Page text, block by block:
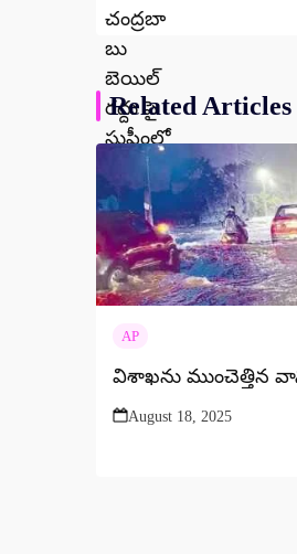
Related Articles
AP
విశాఖను ముంచెత్తిన
August 18, 2025